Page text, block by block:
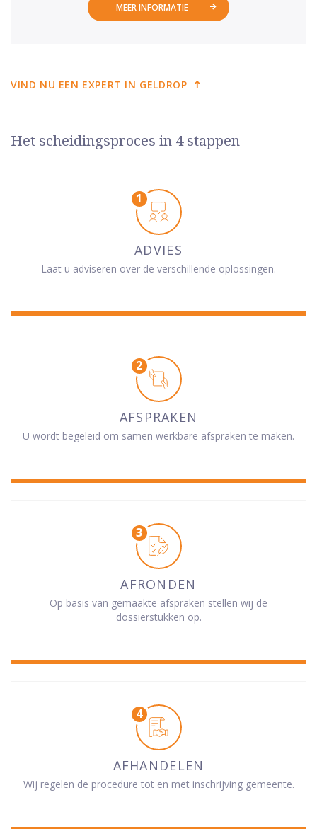
MEER INFORMATIE
VIND NU EEN EXPERT IN GELDROP
Het scheidingsproces in 4 stappen
ADVIES
Laat u adviseren over de verschillende oplossingen.
AFSPRAKEN
U wordt begeleid om samen werkbare afspraken te maken.
AFRONDEN
Op basis van gemaakte afspraken stellen wij de
dossierstukken op.
AFHANDELEN
Wij regelen de procedure tot en met inschrijving gemeente.